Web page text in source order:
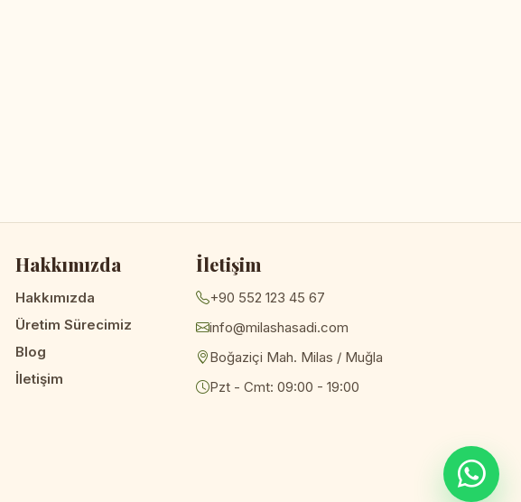
Hakkımızda
Hakkımızda
Üretim Sürecimiz
Blog
İletişim
İletişim
+90 552 123 45 67
info@milashasadi.com
Boğaziçi Mah. Milas / Muğla
Pzt - Cmt: 09:00 - 19:00